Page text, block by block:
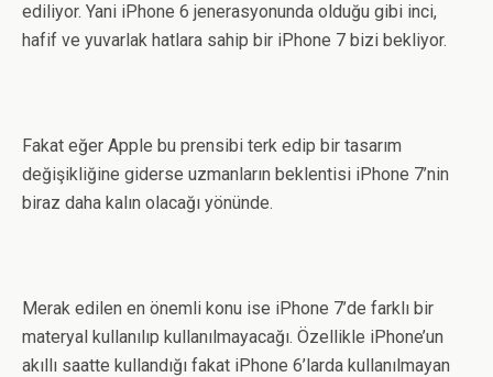
ediliyor. Yani iPhone 6 jenerasyonunda olduğu gibi inci,
hafif ve yuvarlak hatlara sahip bir iPhone 7 bizi bekliyor.
Fakat eğer Apple bu prensibi terk edip bir tasarım
değişikliğine giderse uzmanların beklentisi iPhone 7’nin
biraz daha kalın olacağı yönünde.
Merak edilen en önemli konu ise iPhone 7’de farklı bir
materyal kullanılıp kullanılmayacağı. Özellikle iPhone’un
akıllı saatte kullandığı fakat iPhone 6’larda kullanılmayan